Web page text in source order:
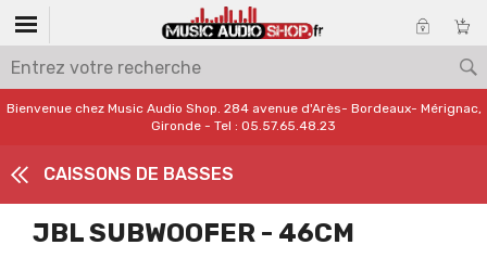
Bienvenue chez Music Audio Shop. 284 avenue d'Arès- Bordeaux- Mérignac,
Gironde - Tel : 05.57.65.48.23
CAISSONS DE BASSES
JBL SUBWOOFER - 46CM